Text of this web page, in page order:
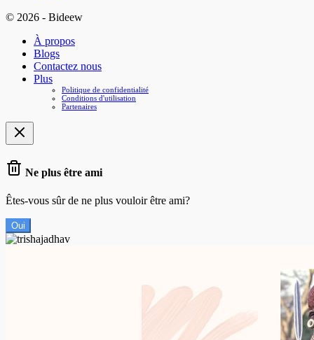
© 2026 - Bideew
À propos
Blogs
Contactez nous
Plus
Politique de confidentialité
Conditions d'utilisation
Partenaires
Ne plus être ami
Êtes-vous sûr de ne plus vouloir être ami?
Oui